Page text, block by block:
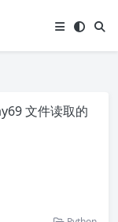
文件读取的